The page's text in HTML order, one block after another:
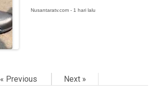
Nusantaratv.com - 1 hari lalu
« Previous Next »